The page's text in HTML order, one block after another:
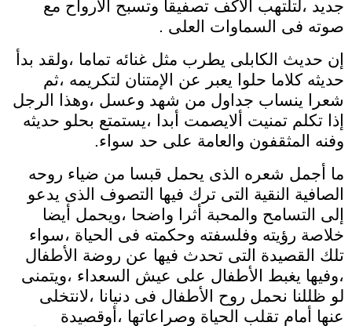
جديد ،لتلتهب الأكف تصفيقا وتسبح الأرواح مع
صوته فى السماوات العلى .
إن حديث الكابلى يطرب مثل غنائه تماما ،ولقد بدأ
حديثه كلاما حلوا يعبر عن الإمتنان لتكريمه ،ثم
شعرا ينساب جداول من شهد وعسل ،وهذا الرجل
إذا تكلم تمنيت ألايصمت أبدا ،يستمتع بحلو حديثه
وفنه المثقفون والعامة على حد سواء.
ما أجمل شعره الذى يحمل قبسا من ضياء روحه
الصافية النقية التى ترك فيها التصوف الذى يدعو
إلى التسامح والمحبة أثرا واضحا ،ويحمل أيضا
خلاصة رؤيته وفلسفته وحكمته فى الحياة ،سواء
تلك القصيدة التى تحدث فيها عن روضة الأطفال
،وفيها يغبط الأطفال على عيش السعداء ،ويتمنى
لو ظللنا نحمل روح الأطفال فى دنيانا ،لانتخلى
عنها أمام تقلب الحياة وصراعاتها ،أوقصيدة